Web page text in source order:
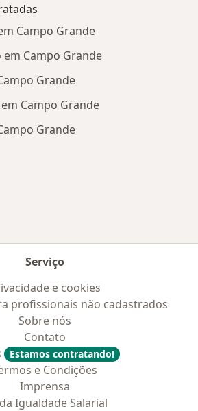
Campo Grande
Campo Grande
Grande
Campo Grande
Grande
Serviço
e cookies
profissionais não cadastrados
Sobre nós
Contato
Estamos contratando!
e Condições
Imprensa
Igualdade Salarial